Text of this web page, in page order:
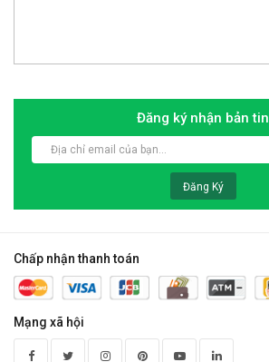
Đăng ký nhận bản tin
Đăng Ký
Chấp nhận thanh toán
Mạng xã hội